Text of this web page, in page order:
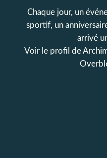
Chaque jour, un
sportif, un
arrivé
Voir le profil de